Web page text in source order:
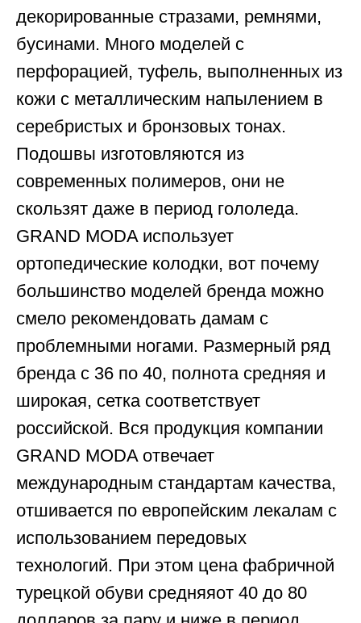
декорированные стразами, ремнями,
бусинами. Много моделей с
перфорацией, туфель, выполненных из
кожи с металлическим напылением в
серебристых и бронзовых тонах.
Подошвы изготовляются из
современных полимеров, они не
скользят даже в период гололеда.
GRAND MODA использует
ортопедические колодки, вот почему
большинство моделей бренда можно
смело рекомендовать дамам с
проблемными ногами. Размерный ряд
бренда с 36 по 40, полнота средняя и
широкая, сетка соответствует
российской. Вся продукция компании
GRAND MODA отвечает
международным стандартам качества,
отшивается по европейским лекалам с
использованием передовых
технологий. При этом цена фабричной
турецкой обуви средняяот 40 до 80